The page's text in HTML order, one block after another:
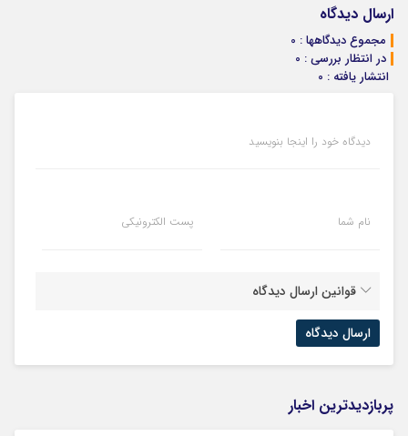
بفروش*فقط
خریدار واقعی*
ارسال دیدگاه
مجموع دیدگاهها : 0
در انتظار بررسی : 0
انتشار یافته : 0
دیدگاه خود را اینجا بنویسید
نام شما پست الکترونیکی
قوانین ارسال دیدگاه
پربازدیدترین اخبار